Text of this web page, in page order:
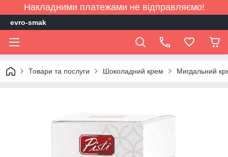
Накладними платежами не відправляємо!
evro-smak
Товари та послуги Шоколадний крем Мигдальний